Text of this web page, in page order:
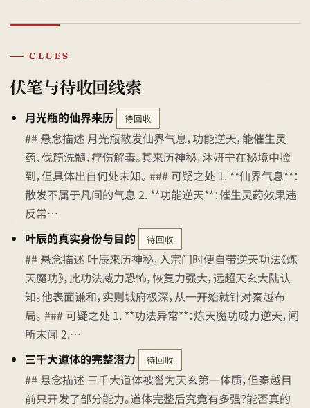
CLUES
伏笔与待收回线索
月光瓶的仙界来历 待回收
## 悬念描述 月光瓶散发仙界气息，功能逆天，能催生灵
药、伐筋洗髓、疗伤解毒。其来历神秘，沐妍宁在秘境中捡
到，但具体出自何处未知。 ### 可疑之处 1. **仙界气息**：
散发不属于凡间的气息 2. **功能逆天**：催生灵药效果违
反常…
叶辰的真实身份与目的
待回收
## 悬念描述 叶辰来历神秘，入宗门时便自带逆天功法《炼
天魔功》，此功法威力恐怖，恢复力强大，远超天玄大陆认
知。他表面谦和，实则城府极深，从一开始就针对秦越布
局。 ### 可疑之处 1. **功法异常**：炼天魔功威力逆天，闻
所未闻 2.…
三千大道体的完整潜力
待回收
## 悬念描述 三千大道体被誉为天玄第一体质，但秦越目
前只开发了部分能力。道体完整后究竟有多强？能否真的